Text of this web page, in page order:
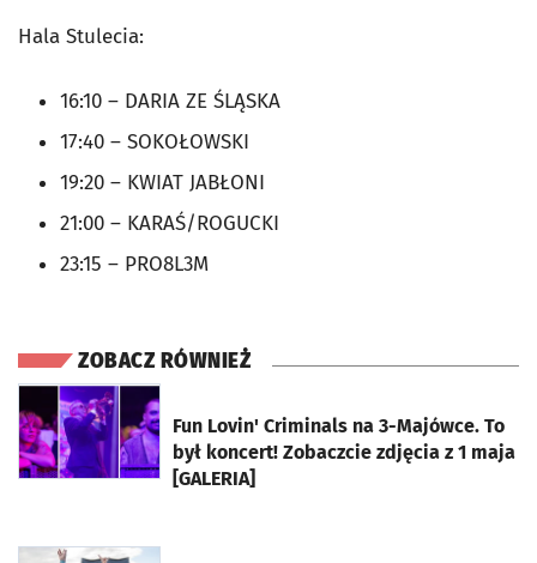
Hala Stulecia:
16:10 – DARIA ZE ŚLĄSKA
17:40 – SOKOŁOWSKI
19:20 – KWIAT JABŁONI
21:00 – KARAŚ/ROGUCKI
23:15 – PRO8L3M
ZOBACZ RÓWNIEŻ
Fun Lovin' Criminals na 3-Majówce. To
był koncert! Zobaczcie zdjęcia z 1 maja
[GALERIA]
otworzy się w nowej karcie